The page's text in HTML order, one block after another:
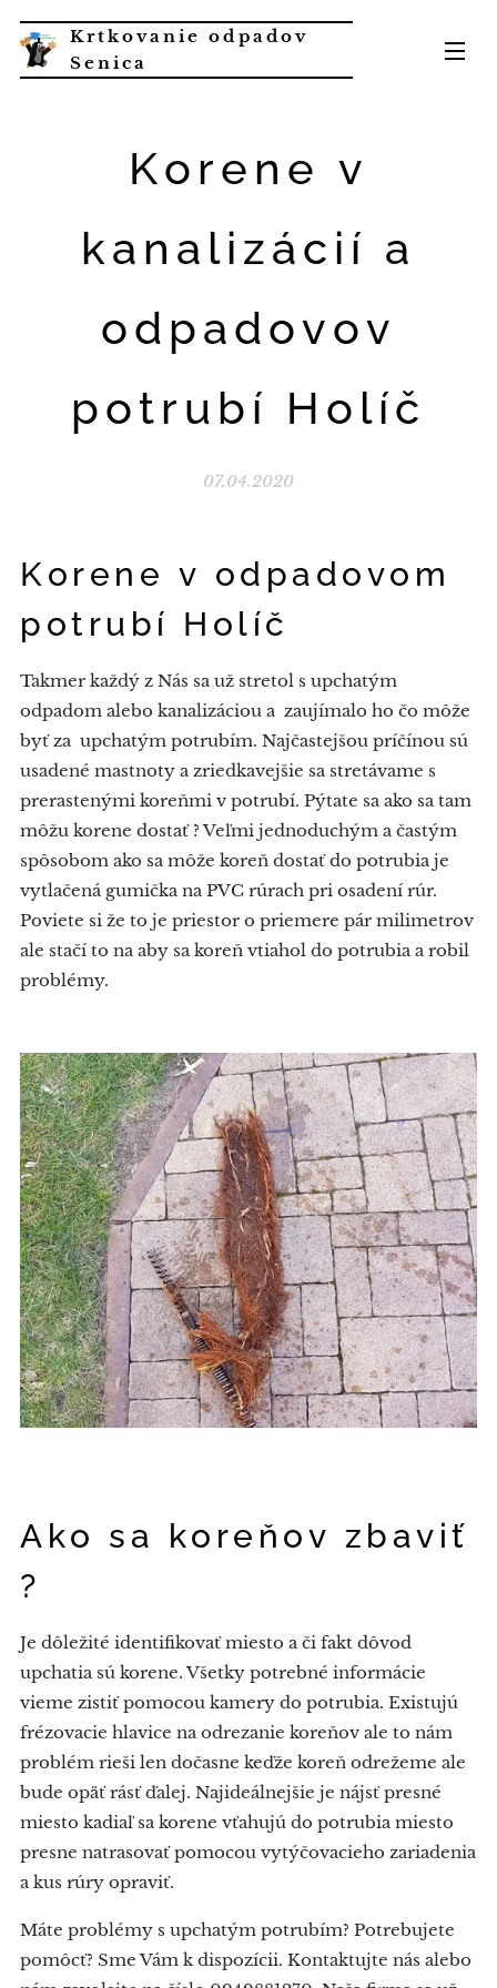
Krtkovanie odpadov
Senica
Korene v
kanalizácií a
odpadovov
potrubí Holíč
07.04.2020
Korene v odpadovom
potrubí Holíč
Takmer každý z Nás sa už stretol s upchatým
odpadom alebo kanalizáciou a zaujímalo ho čo môže
byť za upchatým potrubím. Najčastejšou príčínou sú
usadené mastnoty a zriedkavejšie sa stretávame s
prerastenými koreňmi v potrubí. Pýtate sa ako sa tam
môžu korene dostať ? Veľmi jednoduchým a častým
spôsobom ako sa môže koreň dostať do potrubia je
vytlačená gumička na PVC rúrach pri osadení rúr.
Poviete si že to je priestor o priemere pár milimetrov
ale stačí to na aby sa koreň vtiahol do potrubia a robil
problémy.
Ako sa koreňov zbaviť
?
Je dôležité identifikovať miesto a či fakt dôvod
upchatia sú korene. Všetky potrebné informácie
vieme zistiť pomocou kamery do potrubia. Existujú
frézovacie hlavice na odrezanie koreňov ale to nám
problém rieši len dočasne keďže koreň odrežeme ale
bude opäť rásť ďalej. Najideálnejšie je nájsť presné
miesto kadiaľ sa korene vťahujú do potrubia miesto
presne natrasovať pomocou vytýčovacieho zariadenia
a kus rúry opraviť.
Máte problémy s upchatým potrubím? Potrebujete
pomôcť? Sme Vám k dispozícii. Kontaktujte nás alebo